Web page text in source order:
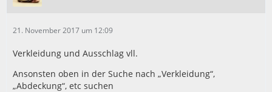
21. November 2017 um 12:09
Verkleidung und Ausschlag vll.
Ansonsten oben in der Suche nach „Verkleidung“,
„Abdeckung“, etc suchen